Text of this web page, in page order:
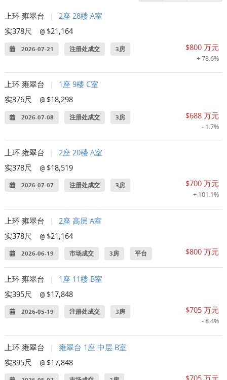
上环 雍翠台
2座 28楼 A室
实378尺
@ $21,164
2026-07-21 注册处成交 3房 $800 万元
+ 78.6%
上环 雍翠台
1座 9楼 C室
实376尺
@ $18,298
2026-07-08 注册处成交 3房 $688 万元
- 1.7%
上环 雍翠台
2座 20楼 A室
实378尺
@ $18,519
2026-07-07 注册处成交 3房 $700 万元
+ 101.1%
上环 雍翠台
2座 高层 A室
实378尺
@ $21,164
2026-06-19 市场成交 3房 平台 $800 万元
上环 雍翠台
1座 11楼 B室
实395尺
@ $17,848
2026-05-19 注册处成交 3房 $705 万元
- 8.4%
上环 雍翠台
雍翠台 1座 中层 B室
实395尺
@ $17,848